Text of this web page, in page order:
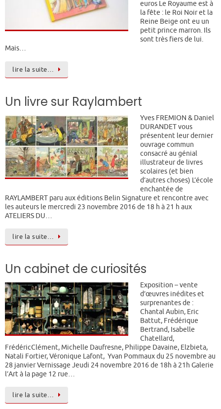
euros Le Royaume est à
la fête : le Roi Noir et la
Reine Beige ont eu un
petit prince marron. Ils
sont très fiers de lui.
Mais…
lire la suite…
Un livre sur Raylambert
Yves FREMION & Daniel
DURANDET vous
présentent leur dernier
ouvrage commun
consacré au génial
illustrateur de livres
scolaires (et bien
d’autres choses) L’école
enchantée de
RAYLAMBERT paru aux éditions Belin Signature et rencontre avec
les auteurs le mercredi 23 novembre 2016 de 18 h à 21 h aux
ATELIERS DU…
lire la suite…
Un cabinet de curiosités
Exposition – vente
d’œuvres inédites et
surprenantes de :
Chantal Aubin, Eric
Battut, Frédérique
Bertrand, Isabelle
Chatellard,
FrédéricClément, Michelle Daufresne, Philippe Davaine, Elzbieta,
Natali Fortier, Véronique Lafont, Yvan Pommaux du 25 novembre au
28 janvier Vernissage Jeudi 24 novembre 2016 de 18h à 21h Galerie
l’Art à la page 12 rue…
lire la suite…